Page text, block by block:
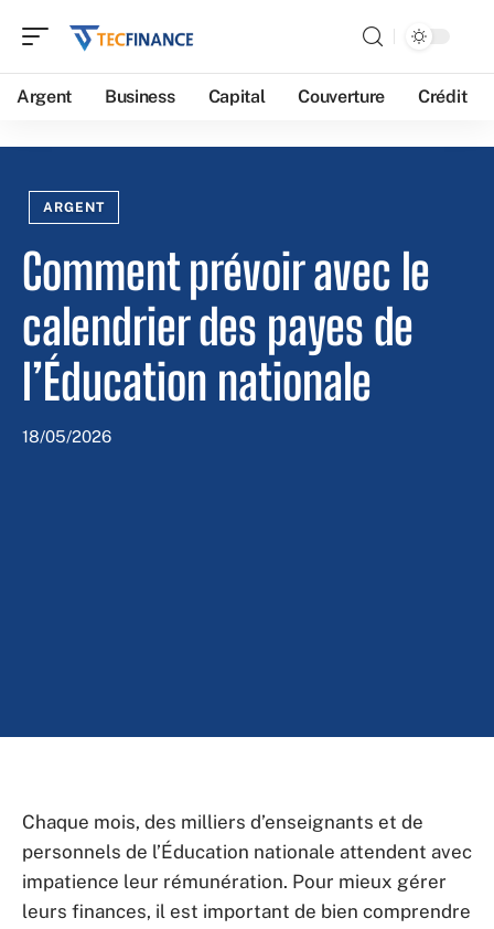
Argent Business Capital Couverture Crédit
ARGENT
Comment prévoir avec le
calendrier des payes de
l’Éducation nationale
18/05/2026
Chaque mois, des milliers d’enseignants et de
personnels de l’Éducation nationale attendent avec
impatience leur rémunération. Pour mieux gérer
leurs finances, il est important de bien comprendre